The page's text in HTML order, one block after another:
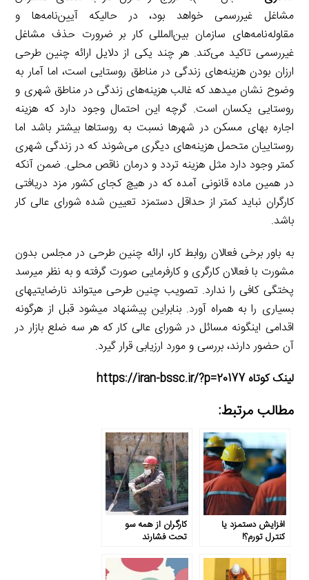
مشاغل غیررسمی خواهد بود، در حالیکه آیین‌نامه‌ها و
مقاوله‌نامه‌های سازمان بین‌المللی کار بر ضرورت حذف مشاغل
غیررسمی تاکید می‌کند. هر چند یکی از دلایل ارائه چنین طرحی
ارزان بودن هزینه‌های زندگی در مناطق روستایی است، اما آمار به
وضوح نشان می­دهد که غالب هزینه‌های زندگی در مناطق شهری و
روستایی یکسان است. گرچه این احتمال وجود دارد که هزینه
اجاره بهای مسکن در شهرها نسبت به روستاها بیشتر باشد اما
روستاییان متحمل هزینه‌های دیگری می‌شوند که در زندگی شهری
کمتر وجود دارد مثل هزینه تردد و درمان ناقص محلی. ضمن آنکه
در همین ماده قانونی آمده که در هیچ کجای کشور مزد دریافتی
کارگران نباید کمتر از حداقل دستمزد تعیین شده شورای عالی کار
باشد.
به باور برخی فعالان روابط کار، ارائه چنین طرحی در مجلس بدون
مشورت با فعالان کارگری و کارفرمایی صورت گرفته و به نظر می­رسد
پختگی کافی را ندارد. تصویب چنین طرحی می­تواند نارضایتی­های
بسیاری را به همراه آورد. بنابراین پیشنهاد می­شود قبل از هرگونه
اقدامی اینگونه مسائل در شورای عالی کار که هر سه ضلع بازار در
آن حضور دارند، بررسی و مورد ارزیابی قرار گیرد.
لینک کوتاه https://iran-bssc.ir/?p=20177
مطالب مرتبط:
افزایش دستمزد یا
کنترل تورم؟!
کارگران از همه سو
تحت فشارند